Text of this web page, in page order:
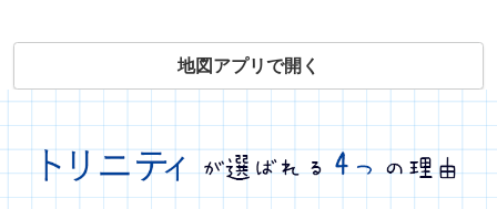
地図アプリで開く